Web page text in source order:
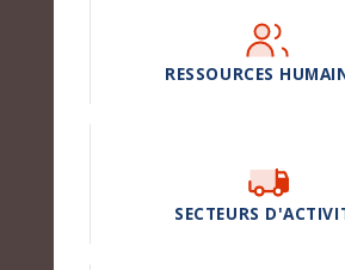
RESSOURCES
SECTEURS